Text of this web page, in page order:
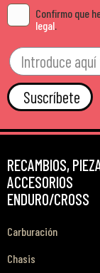
Confirmo que
legal
Suscríbete
RECAMBIOS,
ACCESORIOS
ENDURO/CROSS
Carburación
Chasis